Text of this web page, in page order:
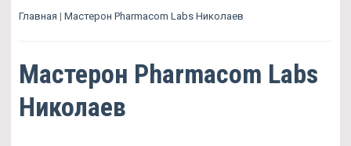
Главная | Мастерон Pharmacom Labs Николаев
Мастерон Pharmacom Labs
Николаев